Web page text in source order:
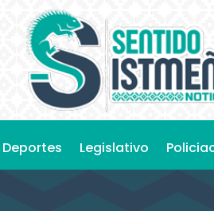
Deportes Legislativo